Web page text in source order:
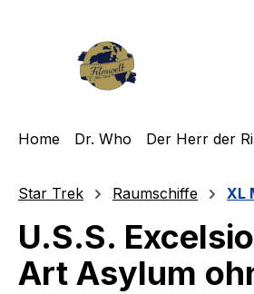
Home Dr. Who Der Herr der
Star Trek Raumschiffe XL
U.S.S.
Art Asylum